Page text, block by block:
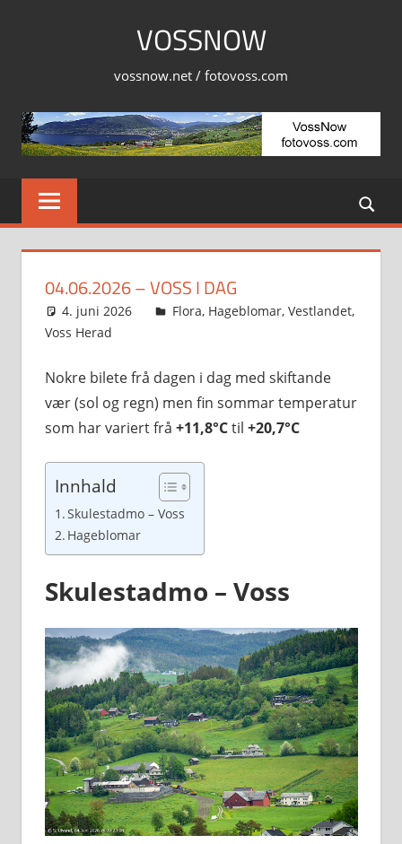
VOSSNOW
vossnow.net / fotovoss.com
04.06.2026 – VOSS I DAG
4. juni 2026 Svein
Flora, Hageblomar, Vestlandet,
Voss Herad
Nokre bilete frå dagen i dag med skiftande
vær (sol og regn) men fin sommar temperatur
som har variert frå +11,8°Ctil +20,7°C
Innhald
Skulestadmo – Voss
Hageblomar
Skulestadmo – Voss